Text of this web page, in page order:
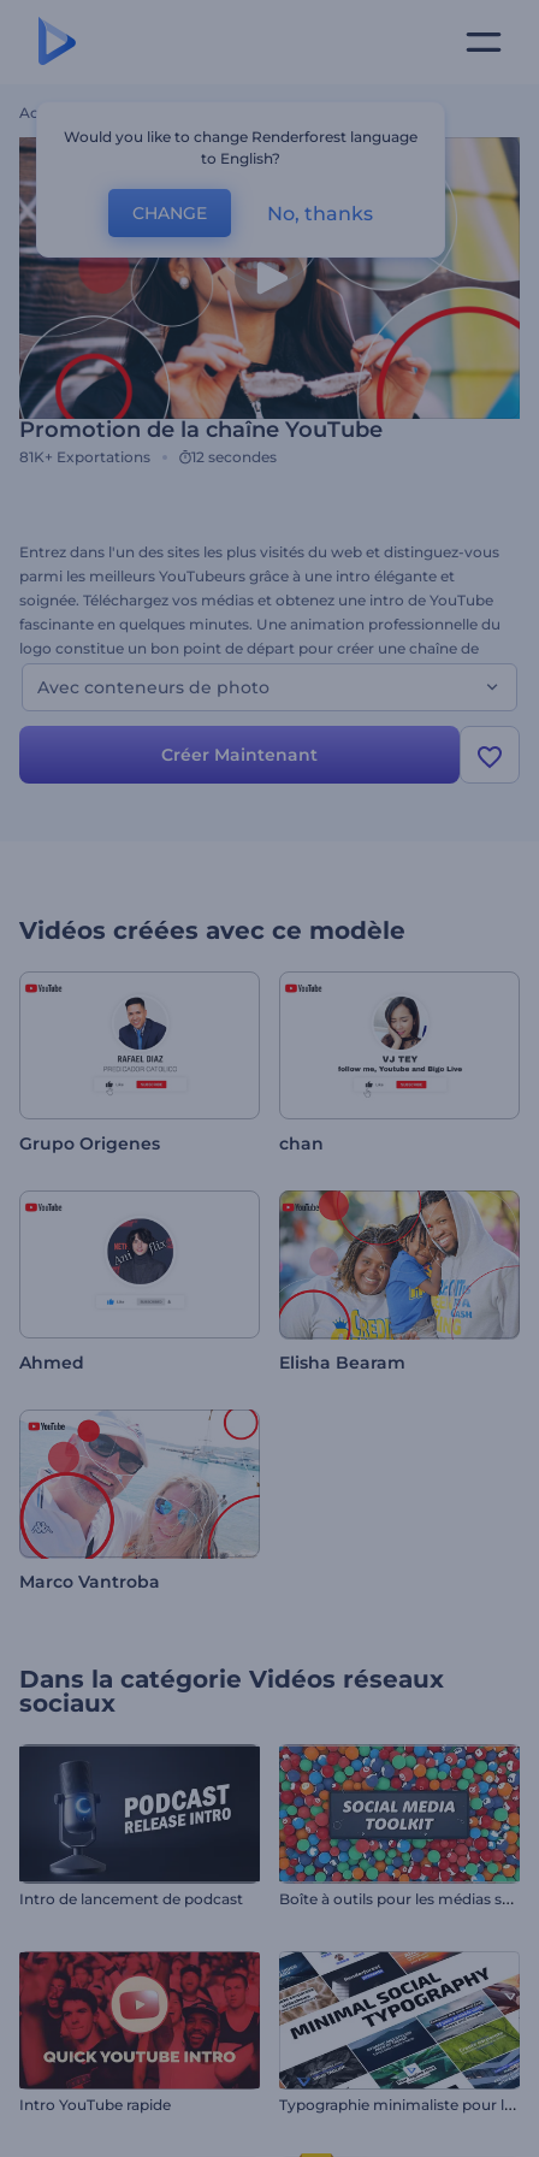
Accueil
Promotion de la chaîne YouTube
81K+ Exportations 12 secondes
Entrez dans l'un des sites les plus visités du web et distinguez-vous
parmi les meilleurs YouTubeurs grâce à une intro élégante et
soignée. Téléchargez vos médias et obtenez une intro de YouTube
fascinante en quelques minutes. Une animation professionnelle du
logo constitue un bon point de départ pour créer une chaîne de
YouTube réussie. Faites un pas de plus vers le succès. Essayez-le
maintenant, sans frais ! Ceci est la version avec des conteneurs
Avec conteneurs de photo
Créer Maintenant
Vidéos créées avec ce modèle
Grupo Origenes chan
Ahmed Elisha Bearam
Marco Vantroba
Dans la catégorie Vidéos réseaux
sociaux
Intro de lancement de podcast B
oîte à outils pour les médias sociaux
Intro YouTube rapide T
ypographie minimaliste pour les réseaux sociaux
Would you like to change Renderforest language
to English?
CHANGE No, thanks